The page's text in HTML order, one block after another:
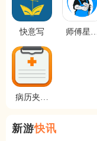
快意写
师傅星球
病历夹经
新游快讯